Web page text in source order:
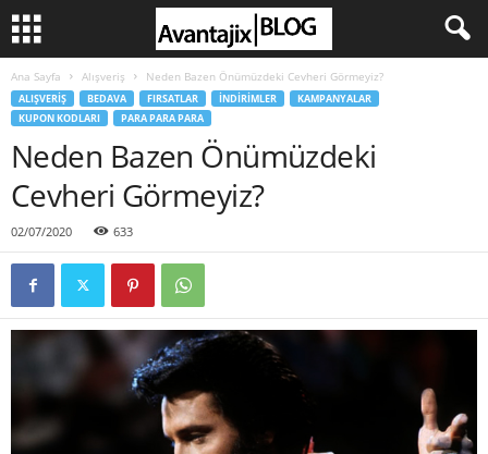
Ana Sayfa Alışveriş Neden Bazen Önümüzdeki Cevheri Görmeyiz?
ALIŞVERIŞ BEDAVA FIRSATLAR İNDIRIMLER
KAMPANYALAR
KUPON KODLARI
PARA PARA PARA
Neden Bazen Önümüzdeki
Cevheri Görmeyiz?
02/07/2020 633